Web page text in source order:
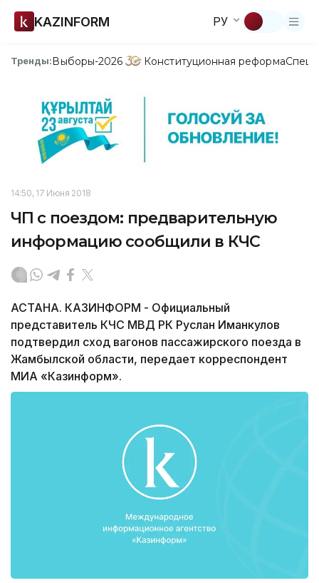
KAZINFORM РУ
Тренды:Выборы-2026 Конституционная реформа
14:50, 17 Июня 2018
ЧП с поездом: предварительную
информацию сообщили в КЧС
АСТАНА. КАЗИНФОРМ - Официальный
представитель КЧС МВД РК Руслан Иманкулов
подтвердил сход вагонов пассажирского поезда в
Жамбылской области, передает корреспондент
МИА «Казинформ».